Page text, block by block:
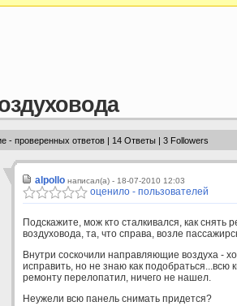
- проверенных ответов | 14 Ответы | 3 Followers
alpollo написал(а) - 18-07-2010 12:03
оценило - пользователей
Подскажите, мож кто сталкивался, как снять
воздуховода, та, что справа, возле
Внутри соскочили направляющие воздуха -
исправить, но не знаю как подобраться...всю
ремонту перелопатил, ничего не нашел.
Неужели всю панель снимать придется?